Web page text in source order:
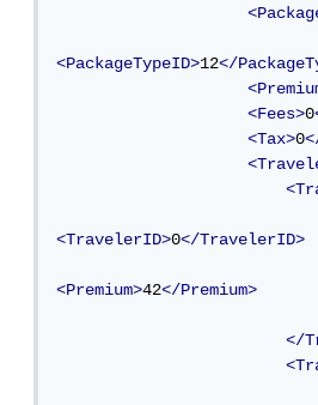
<PackageTypeID>12</
<Fees>0
<Tax>0
<TravelerID>0</TravelerID>
<Premium>42</Premium>
</